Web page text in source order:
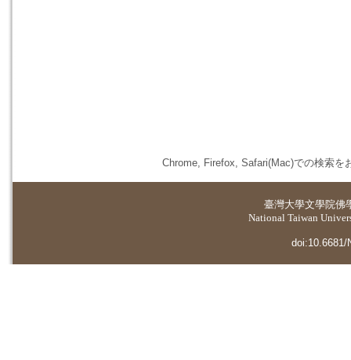
Chrome, Firefox, Safari(Mac)での検索を
臺灣大學文學院佛
National Taiwan
doi:10.6681/